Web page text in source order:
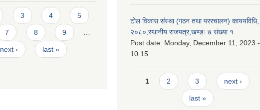
3 4 5
7 8 9
next › last »
टोल विकास संस्था (गठन तथा पररचालन) काययविधि,
२०८०,स्थानीय राजपत्र,खण्डः ७ संख्या १
Post date: Monday, December 11, 2023 -
10:15
Pages
1 2 3 next ›
last »